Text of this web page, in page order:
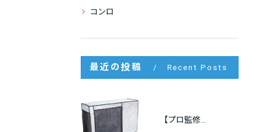
コンロ
最近の投稿 Recent Posts
【プロ監修】室外機の遮熱カバーは逆効果？効果・メリット・注意点をわかりやすく解説